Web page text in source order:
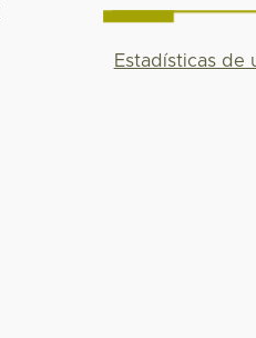
Estadísticas de